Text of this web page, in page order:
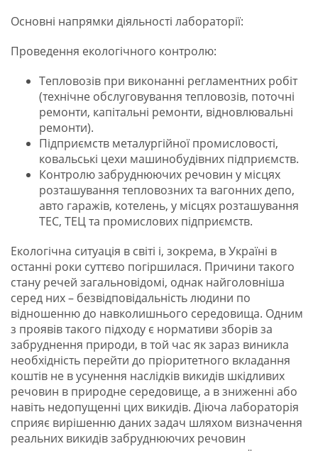
Основні напрямки діяльності лабораторії:
Проведення екологічного контролю:
Тепловозів при виконанні регламентних робіт
(технічне обслуговування тепловозів, поточні
ремонти, капітальні ремонти, відновлювальні
ремонти).
Підприємств металургійної промисловості,
ковальські цехи машинобудівних підприємств.
Контролю забруднюючих речовин у місцях
розташування тепловозних та вагонних депо,
авто гаражів, котелень, у місцях розташування
ТЕС, ТЕЦ та промислових підприємств.
Екологічна ситуація в світі і, зокрема, в Україні в
останні роки суттєво погіршилася. Причини такого
стану речей загальновідомі, однак найголовніша
серед них – безвідповідальність людини по
відношенню до навколишнього середовища. Одним
з проявів такого підходу є нормативи зборів за
забруднення природи, в той час як зараз виникла
необхідність перейти до пріоритетного вкладання
коштів не в усунення наслідків викидів шкідливих
речовин в природне середовище, а в зниженні або
навіть недопущенні цих викидів. Діюча лабораторія
сприяє вирішенню даних задач шляхом визначення
реальних викидів забруднюючих речовин